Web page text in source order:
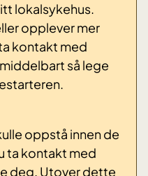
lokalsykehus.
opplever mer
kontakt med
så lege
oppstå innen de
ta kontakt med
deg. Utover dette